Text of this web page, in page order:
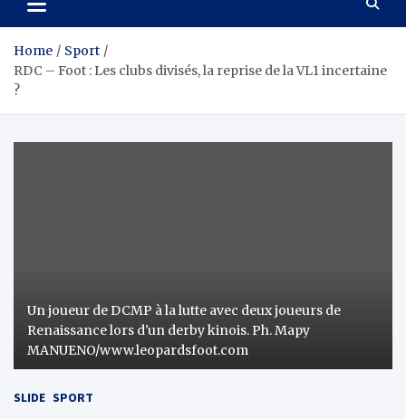
Home
Sport
RDC – Foot : Les clubs divisés, la reprise de la VL1 incertaine
?
Un joueur de DCMP à la lutte avec deux joueurs de
Renaissance lors d'un derby kinois. Ph. Mapy
MANUENO/www.leopardsfoot.com
SLIDE SPORT